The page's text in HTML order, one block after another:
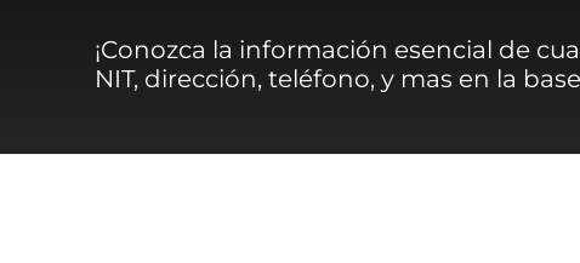
¡Conozca la información esencial de
NIT, dirección, teléfono, y mas en la